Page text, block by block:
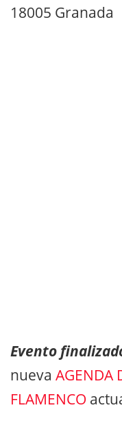
18005 Granada
Evento
nueva AGENDA
FLAMENCO